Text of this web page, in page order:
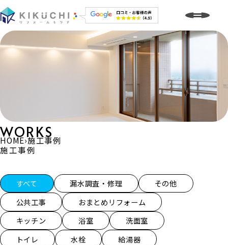
WORKS
施工事例
HOME›施工事例
施工事例一覧
すべて 漏水調査・修理
その他
公共工事
おまとめリフォーム
キッチン
浴室
洗面室
トイレ
水栓 給湯器